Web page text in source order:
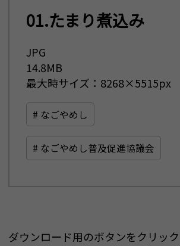
01.たまり煮込み
JPG
14.8MB
最大時サイズ：8268×5515px
# なごやめし
# なごやめし普及促進協議会
ダウンロード用のボタンをクリッ